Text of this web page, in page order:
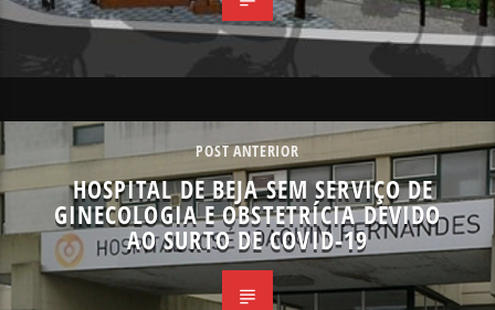
POST ANTERIOR
HOSPITAL DE BEJA SEM SERVIÇO DE
GINECOLOGIA E OBSTETRÍCIA DEVIDO
AO SURTO DE COVID-19